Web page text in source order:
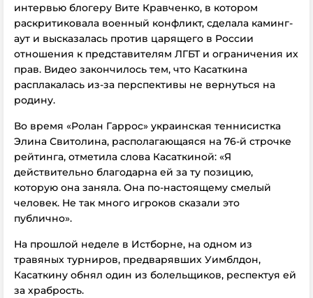
интервью блогеру Вите Кравченко, в котором
раскритиковала военный конфликт, сделала каминг-
аут и высказалась против царящего в России
отношения к представителям ЛГБТ и ограничения их
прав. Видео закончилось тем, что Касаткина
расплакалась из-за перспективы не вернуться на
родину.
Во время «Ролан Гаррос» украинская теннисистка
Элина Свитолина, располагающаяся на 76-й строчке
рейтинга, отметила слова Касаткиной: «Я
действительно благодарна ей за ту позицию,
которую она заняла. Она по-настоящему смелый
человек. Не так много игроков сказали это
публично».
На прошлой неделе в Истборне, на одном из
травяных турниров, предварявших Уимблдон,
Касаткину обнял один из болельщиков, респектуя ей
за храбрость.